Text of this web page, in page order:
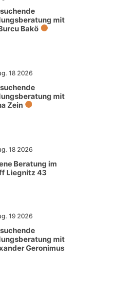
mit
Bakö
18 2026
mit
Zein
18 2026
Beratung im
Liegnitz 43
19 2026
mit
Geronimus